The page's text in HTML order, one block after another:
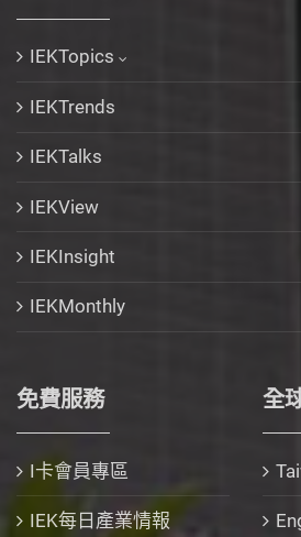
IEKTopics
IEKTrends
IEKTalks
IEKView
IEKInsight
IEKMonthly
免費服務
I卡會員專區
IEK每日產業情報
全